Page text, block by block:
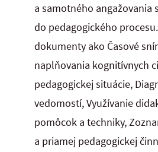
a samotného angažovania
do pedagogického
dokumenty ako Časové
naplňovania kognitívnych
pedagogickej situácie,
vedomostí, Využívanie
pomôcok a techniky,
a priamej pedagogickej